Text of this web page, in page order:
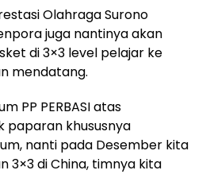
Olahraga Surono
juga nantinya akan
di 3×3 level pelajar ke
mendatang.
PP PERBASI atas
paparan khususnya
nanti pada Desember kita
3×3 di China, timnya kita